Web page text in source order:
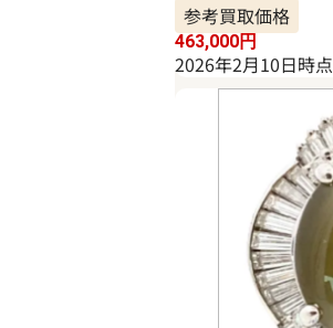
参考買取価格
463,000円
2026年2月10日時点